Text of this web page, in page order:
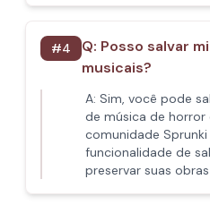
#4 Q: Posso salvar
musicais?
A: Sim, você pode
de música de
comunidade Sprunki
funcionalidade de
preservar suas